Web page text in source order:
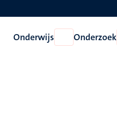
Onderwijs
Open
Onderwijs
Onderzoek